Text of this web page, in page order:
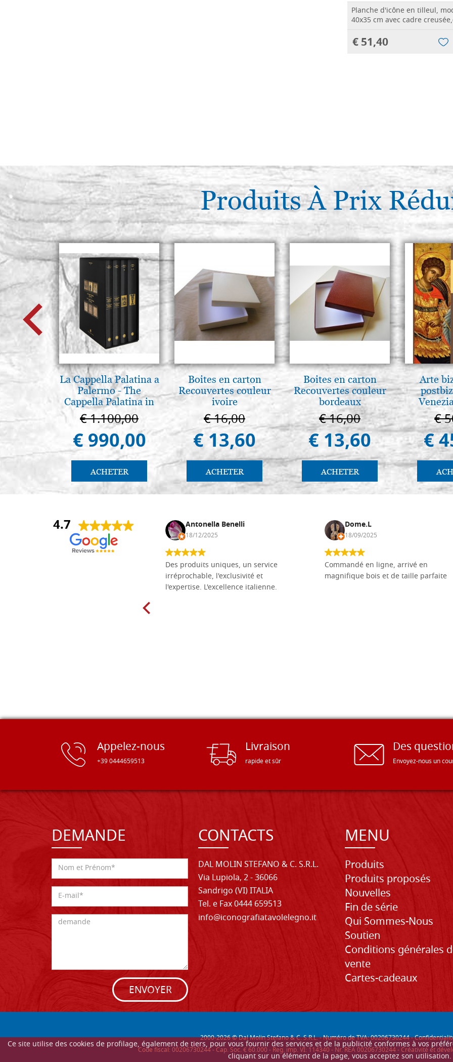
Ce site utilise des cookies de profilage, également de tiers, pour vous fournir des services et de la publicité conformes à vos
cliquant sur un élément de la page, vous acceptez son utilisation.
Planche d'icône en tilleul,
40x35 cm avec cadre
€ 51,40
Produits À Prix
La Cappella Palatina a
Palermo - The
Cappella Palatina in
Palermo
€ 1.100,00
€ 990,00
ACHETER
Boites en carton
Recouvertes couleur
ivoire
€ 16,00
€ 13,60
ACHETER
Boites en carton
Recouvertes couleur
bordeaux
€ 16,00
€ 13,60
ACHETER
Arte
€
€
4.7
Daniel Vandewalle Antonella Benelli
18/12/2025
Des produits uniques, un service
irréprochable, l'exclusivité et
l'expertise. L'excellence italienne.
Dome.L
18/09/2025
Commandé en ligne, arrivé en
magnifique bois et de taille parfaite
Appelez-nous
+39 0444659513
Livraison
rapide et sûr
Des
Envoyez-nous un
DEMANDE
ENVOYER
CONTACTS
DAL MOLIN STEFANO & C. S.R.L.
Via Lupiola, 2 - 36066
Sandrigo (VI) ITALIA
Tel. e Fax 0444 659513
info@iconografiatavolelegno.it
MENU
Produits
Produits proposés
Nouvelles
Fin de série
Qui Sommes-Nous
Soutien
Conditions générales
vente
Cartes-cadeaux
2000-2026© Dal Molin Stefano & C. S.R.L. - Numéro de TVA: 00206730244 -
Code fiscal: 00206730244 - Cap. Soc. € 60.000 - Reg. imp. VI: 114340 - Nr. REA 00206730244 - Créativité et